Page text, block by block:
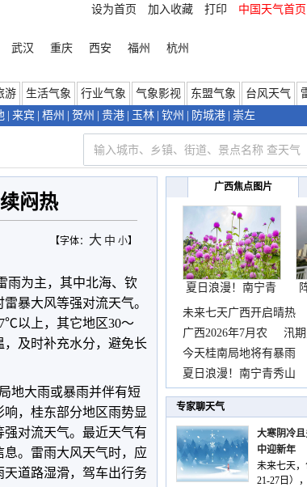
设为首页 加入收藏 打印 中国天气首页
武汉 重庆 西安 福州 杭州
游 生活气象 行业气象 气象影视 东盟气象 台风天气
来宾 梧州 贺州 贵港 玉林 钦州 防城港 崇左
闷热
【字体： 大 中 小】
雨为主，其中北海、钦
暴大风等强对流天气。
以上，其它地区30～
及时补充水分，避免长
地大雨或暴雨并伴有短
，桂东部分地区雨势显
对流天气。最近天气有
。雷雨大风天气时，应
道路湿滑，驾车出行务
广西焦点图片
夏日浪漫！南宁青
秀山
未来七天广西开启晴热
时
广西2026年7月农
汛
份
今天桂南局地将有暴雨
现暴
夏日浪漫！南宁青秀山
持
专家聊天气
大寒阴冷
中迎新年
未来七天，
21-27日）